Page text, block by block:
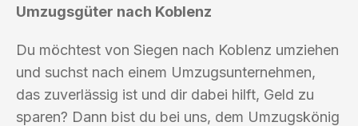
Umzugsgüter nach Koblenz
Du möchtest von Siegen nach Koblenz umziehen
und suchst nach einem Umzugsunternehmen,
das zuverlässig ist und dir dabei hilft, Geld zu
sparen? Dann bist du bei uns, dem Umzugskönig